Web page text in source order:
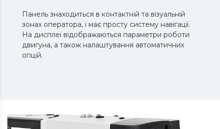
Панель знаходиться в контактній та візуальній
зонах оператора, і має просту систему навігації.
На дисплеї відображаються параметри роботи
двигуна, а також налаштування автоматичних
опцій.